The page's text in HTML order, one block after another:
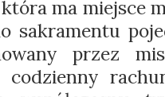
ma miejsce
sakramentu
przez